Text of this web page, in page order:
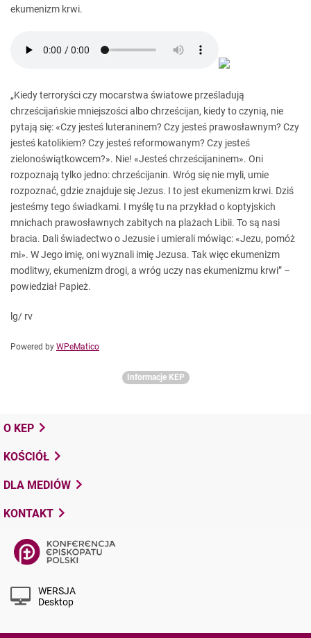
ekumenizm krwi.
„Kiedy terroryści czy mocarstwa światowe prześladują
chrześcijańskie mniejszości albo chrześcijan, kiedy to czynią, nie
pytają się: «Czy jesteś luteraninem? Czy jesteś prawosławnym? Czy
jesteś katolikiem? Czy jesteś reformowanym? Czy jesteś
zielonoświątkowcem?». Nie! «Jesteś chrześcijaninem». Oni
rozpoznają tylko jedno: chrześcijanin. Wróg się nie myli, umie
rozpoznać, gdzie znajduje się Jezus. I to jest ekumenizm krwi. Dziś
jesteśmy tego świadkami. I myślę tu na przykład o koptyjskich
mnichach prawosławnych zabitych na plażach Libii. To są nasi
bracia. Dali świadectwo o Jezusie i umierali mówiąc: «Jezu, pomóż
mi». W Jego imię, oni wyznali imię Jezusa. Tak więc ekumenizm
modlitwy, ekumenizm drogi, a wróg uczy nas ekumenizmu krwi” –
powiedział Papież.
lg/ rv
Powered by WPeMatico
Informacje KEP
O KEP
KOŚCIÓŁ
DLA MEDIÓW
KONTAKT
WERSJA
Desktop